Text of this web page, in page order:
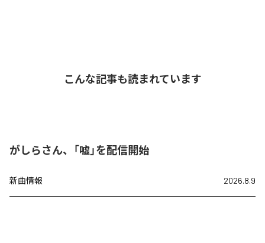
こんな記事も読まれています
がしらさん、「嘘」を配信開始
新曲情報 2026.8.9